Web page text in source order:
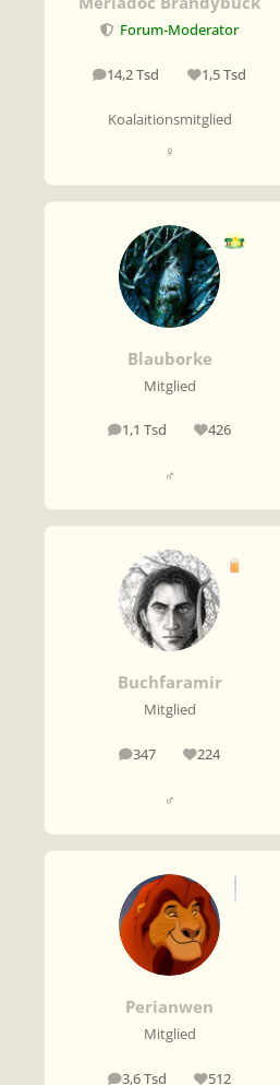
Forum-Moderator
14,2 Tsd
Beiträge 1,5 Tsd
Reputation
Koalaitionsmitglied
♀
Blauborke
Mitglied
1,1 Tsd
Beiträge 426
Reputation
♂
Buchfaramir
Mitglied
347
Beiträge 224
Reputation
♂
Perianwen
Mitglied
3,6 Tsd 512